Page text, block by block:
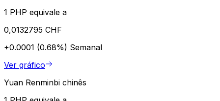
1 PHP equivale a
0,0132795 CHF
+0.0001 (0.68%) Semanal
Ver gráfico
Yuan Renminbi chinês